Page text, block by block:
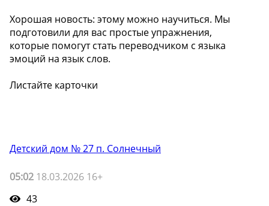
Хорошая новость: этому можно научиться. Мы
подготовили для вас простые упражнения,
которые помогут стать переводчиком с языка
эмоций на язык слов.
Листайте карточки
Детский дом № 27 п. Солнечный
05:02 18.03.2026 16+
43